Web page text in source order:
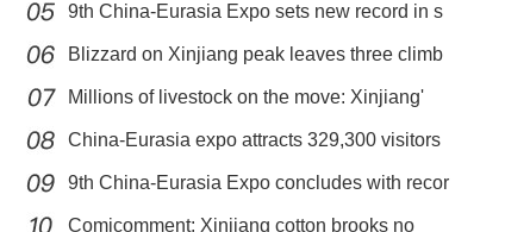
打通丝路跨境自驾新通道！2026环塔丝路集结赛即将启幕
9th China-Eurasia Expo sets new record in s
Blizzard on Xinjiang peak leaves three climb
Millions of livestock on the move: Xinjiang'
China-Eurasia expo attracts 329,300 visitors
9th China-Eurasia Expo concludes with recor
Comicomment: Xinjiang cotton brooks no